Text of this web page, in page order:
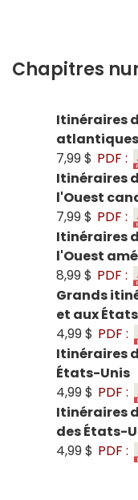
Chapitres
Itinéraires
atlantiques
7,99 $ PDF :
Itinéraires
l'Ouest
7,99 $ PDF :
Itinéraires
l'Ouest
8,99 $ PDF :
Grands
et aux
4,99 $ PDF :
Itinéraires
États-Unis
4,99 $ PDF :
Itinéraires
des États-
4,99 $ PDF :